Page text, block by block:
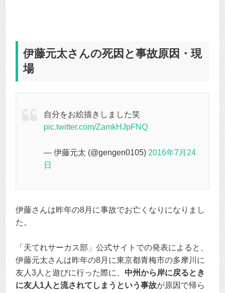
伊藤元太さんの死因と事故原因・現
場
自分をお絵描きしました笑
pic.twitter.com/ZamkHJpFNQ
— 伊藤元太 (@gengen0105) 2016年7月24
日
伊藤さんは昨年の8月に事故でお亡くなりになりまし
た。
「天てれサーカス部」公式サイトでの発表によると、
伊藤元太さんは昨年の8月に東京都青梅市の多摩川に
友人3人と遊びに行った際に、 中州から岸に戻るとき
に友人1人と流されてしまうという事故が原因で帰ら